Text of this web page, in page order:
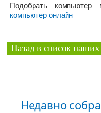
Подобрать
компьютер онлайн
Назад в список наших
Недавно